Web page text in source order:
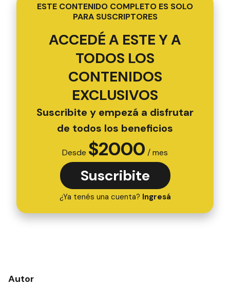
ESTE CONTENIDO COMPLETO ES SOLO
PARA SUSCRIPTORES
ACCEDÉ A ESTE Y A
TODOS LOS
CONTENIDOS
EXCLUSIVOS
Suscribite y empezá a disfrutar
de todos los beneficios
Desde $2000 / mes
Suscribite
¿Ya tenés una cuenta? Ingresá
Autor